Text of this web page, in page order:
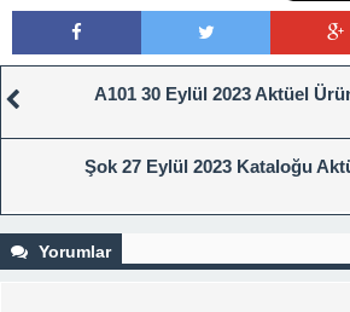
A101 30 Eylül 2023 Aktüel
Şok 27 Eylül 2023 Kataloğu
Yorumlar